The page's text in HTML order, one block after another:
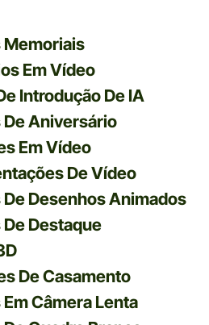
Memoriais
Em Vídeo
Introdução De IA
Aniversário
Em Vídeo
De Vídeo
Desenhos Animados
Destaque
De Casamento
Câmera Lenta